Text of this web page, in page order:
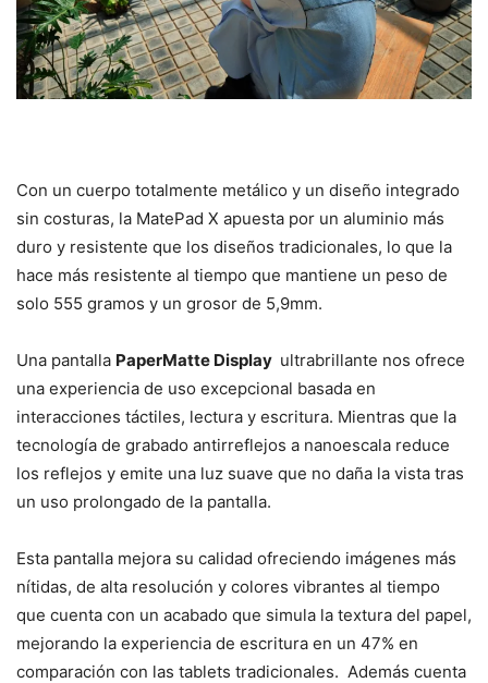
Con un cuerpo totalmente metálico y un diseño integrado
sin costuras, la MatePad X apuesta por un aluminio más
duro y resistente que los diseños tradicionales, lo que la
hace más resistente al tiempo que mantiene un peso de
solo 555 gramos y un grosor de 5,9mm.
Una pantalla PaperMatte Display ultrabrillante nos ofrece
una experiencia de uso excepcional basada en
interacciones táctiles, lectura y escritura. Mientras que la
tecnología de grabado antirreflejos a nanoescala reduce
los reflejos y emite una luz suave que no daña la vista tras
un uso prolongado de la pantalla.
Esta pantalla mejora su calidad ofreciendo imágenes más
nítidas, de alta resolución y colores vibrantes al tiempo
que cuenta con un acabado que simula la textura del papel,
mejorando la experiencia de escritura en un 47% en
comparación con las tablets tradicionales. Además cuenta